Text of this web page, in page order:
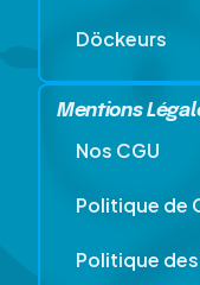
Döckeurs
Mentions
Nos CGU
Politique de
Politique